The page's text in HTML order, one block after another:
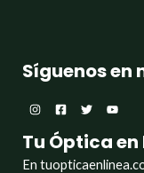
Síguenos en
Tu Óptica en
En